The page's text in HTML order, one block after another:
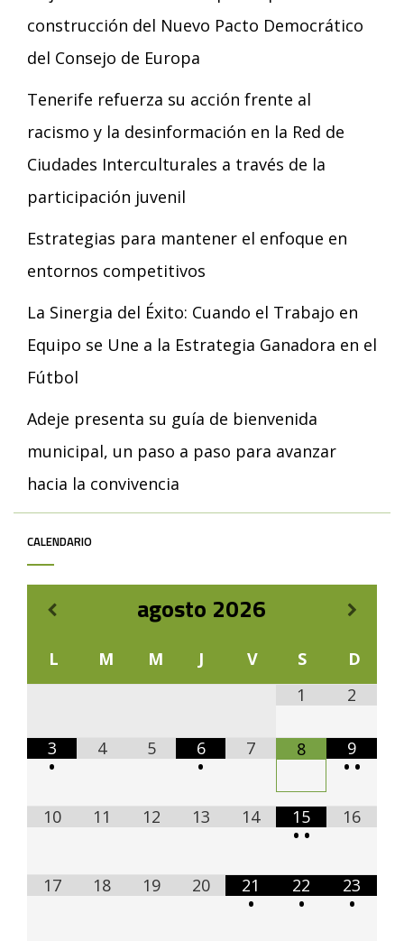
construcción del Nuevo Pacto Democrático
del Consejo de Europa
Tenerife refuerza su acción frente al
racismo y la desinformación en la Red de
Ciudades Interculturales a través de la
participación juvenil
Estrategias para mantener el enfoque en
entornos competitivos
La Sinergia del Éxito: Cuando el Trabajo en
Equipo se Une a la Estrategia Ganadora en el
Fútbol
Adeje presenta su guía de bienvenida
municipal, un paso a paso para avanzar
hacia la convivencia
CALENDARIO
agosto 2026
L M M J V S
D
1
2
3
•
4 5
6
•
7 8
9
• •
10 11 12 13 14
15
• •
16
17 18 19 20
21
•
22
•
23
•